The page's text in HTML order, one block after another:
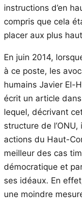
instructions d’en
compris que cela
placer aux plus
En juin 2014,
à ce poste, les
humains Javier El-
écrit un article
lequel, décrivant
structure de
actions du Haut-
meilleur des cas
démocratique et
ses idéaux. En
une moindre